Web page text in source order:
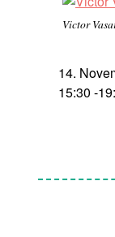
Victor
14.
15:30 -